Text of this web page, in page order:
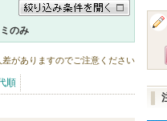
絞り込み条件を開く
のみ
がありますのでご注意ください
順